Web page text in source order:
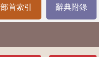
部首索引 辭典附錄